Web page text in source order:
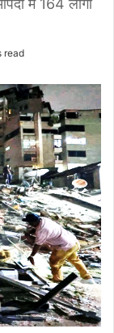
में 164 लोगों
read